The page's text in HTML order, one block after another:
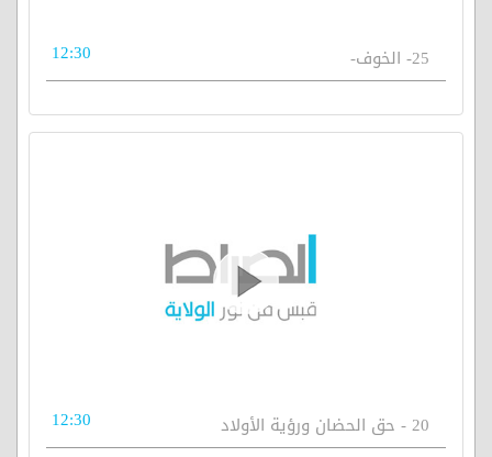
25- الخوف- 12:30
20 - حق الحضان ورؤية الأولاد 12:30